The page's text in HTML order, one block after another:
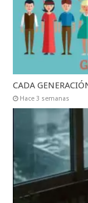
CADA
Hace 3 semanas